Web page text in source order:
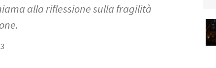
alla riflessione sulla fragilità